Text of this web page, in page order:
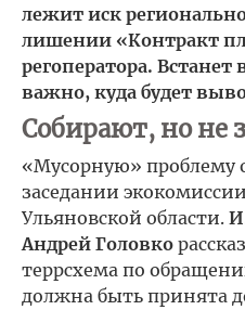
лежит иск
лишении «Контракт
регоператора. Встанет
важно, куда будет
Собирают, но не
«Мусорную» проблему
заседании
Ульяновской области.
Андрей Головко
террсхема по
должна быть принята